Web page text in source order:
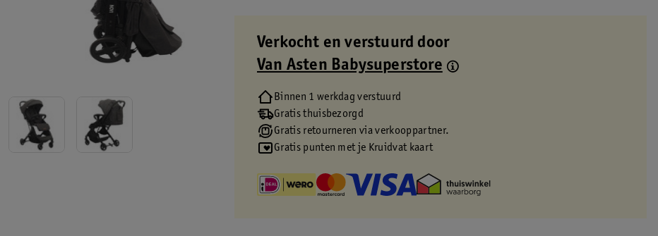
Verkocht en verstuurd door
Van Asten Babysuperstore
Binnen 1 werkdag verstuurd
Gratis thuisbezorgd
Gratis retourneren via verkooppartner.
Gratis punten met je Kruidvat kaart